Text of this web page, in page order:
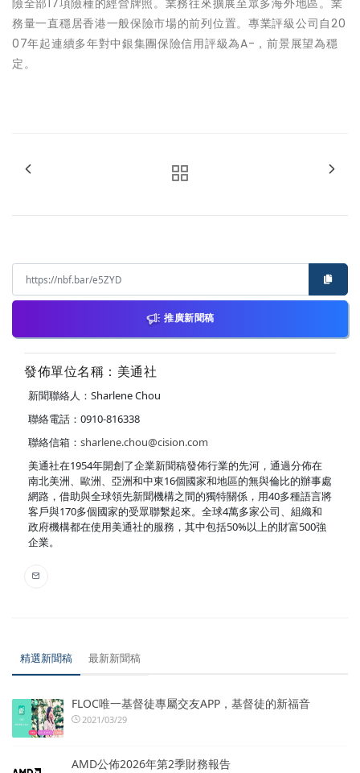
險全部17項險種的經營牌照。業務往來擴展至眾多海外地區。業
務量一直穩居香港一般保險市場的前列位置。專業評級公司自20
07年起連續多年對中銀集團保險信用評級為A-，前景展望為穩
定。
推廣新聞稿
發佈單位名稱：美通社
新聞聯絡人：Sharlene Chou
聯絡電話：0910-816338
聯絡信箱： sharlene.chou@cision.com
美通社在1954年開創了企業新聞稿發佈行業的先河，通過分佈在
南北美洲、歐洲、亞洲和中東16個國家和地區的無與倫比的辦事處
網路，借助與全球領先新聞機構之間的獨特關係，用40多種語言將
客戶與170多個國家的受眾聯繫起來。全球4萬多家公司、組織和
政府機構都在使用美通社的服務，其中包括50%以上的財富500強
企業。
精選新聞稿 最新新聞稿
FLOC唯一基督徒專屬交友APP，基督徒的新福音
2021/03/29
AMD公佈2026年第2季財務報告